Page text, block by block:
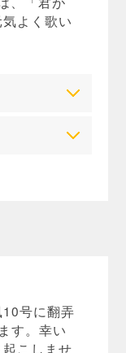
よく歌い
号に翻弄
す。幸い
こしませ